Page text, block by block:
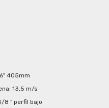
405mm
13,5 m/s
8 " perfil bajo